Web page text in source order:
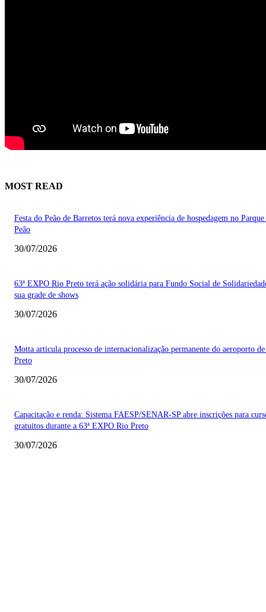
MOST READ
Festa do Peão de Barretos terá nova experiência de hospedagem no
Peão
30/07/2026
63ª EXPO Rio Preto terá ação solidária para Fundo Social de
sua grade de shows
30/07/2026
Motta articula processo de internacionalização permanente do aeroporto
Preto
30/07/2026
Capacitação e renda: Sistema FAESP/SENAR-SP abre inscrições para
gratuitos durante a 63ª EXPO Rio Preto
30/07/2026